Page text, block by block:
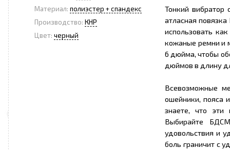
Материал: полиэстер + спандекс
Производство: КНР
Цвет: черный
Тонкий вибратор
атласная
использовать
кожаные ремни и
6 дюйма, чтобы
дюймов в длину
Всевозможные
ошейники, пояса
знаете, что эти
Выбирайте
удовольствия и
боль граничит с